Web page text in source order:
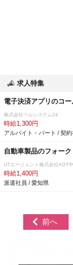
求人特集
電子決済アプリのコ
株式会社ベルシステム24
時給1,300円
アルバイト・パート / 契
自動車製品のフォー
UTエージェント株式会社AGT
時給1,400円
派遣社員 / 愛知県
前へ